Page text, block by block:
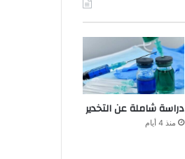
دراسة شاملة عن التخدير
منذ 4 أيام